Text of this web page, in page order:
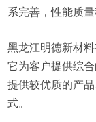
系完善，性能质量
黑龙江明德新材
它为客户提供综
提供较优质的产
式。